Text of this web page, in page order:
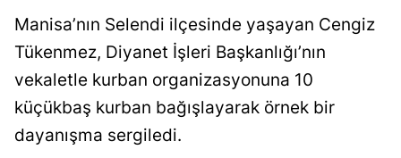
Manisa’nın Selendi ilçesinde yaşayan Cengiz
Tükenmez, Diyanet İşleri Başkanlığı’nın
vekaletle kurban organizasyonuna 10
küçükbaş kurban bağışlayarak örnek bir
dayanışma sergiledi.